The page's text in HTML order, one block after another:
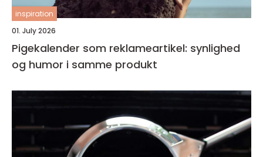
inspiration
01. July 2026
Pigekalender som reklameartikel: synlighed
og humor i samme produkt